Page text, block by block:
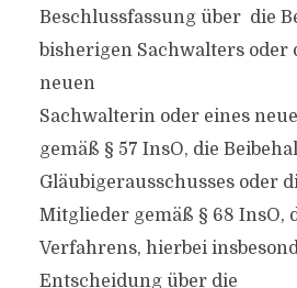
Beschlussfassung über die
bisherigen Sachwalters oder
neuen
Sachwalterin oder eines
gemäß § 57 InsO, die
Gläubigerausschusses oder
Mitglieder gemäß § 68 InsO,
Verfahrens, hierbei
Entscheidung über die